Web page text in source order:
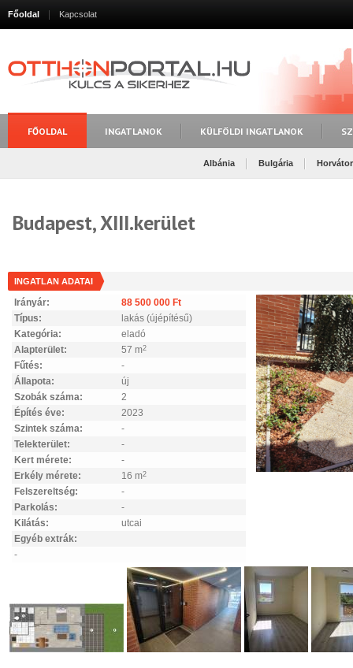
Főoldal Kapcsolat
FŐOLDAL INGATLANOK KÜLFÖLDI INGATLANOK
Albánia Bulgária
Budapest, XIII.kerület
INGATLAN ADATAI
Irányár:
88 500 000 Ft
Típus:
lakás (újépítésű)
Kategória:
eladó
Alapterület:
57 m2
Fűtés:
-
Állapota:
új
Szobák száma:
2
Építés éve:
2023
Szintek száma:
-
Telekterület:
-
Kert mérete:
-
Erkély mérete:
16 m2
Felszereltség:
-
Parkolás:
-
Kilátás:
utcai
Egyéb extrák:
-